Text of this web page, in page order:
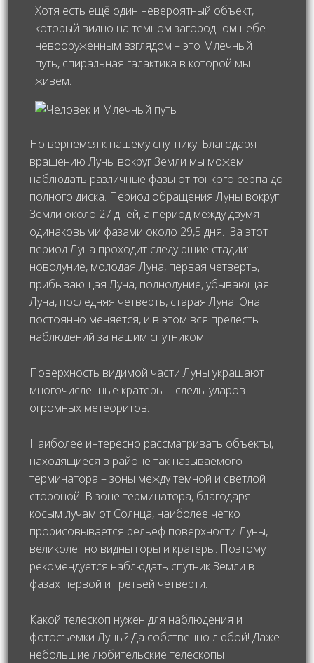
Хотя есть ещё один невероятный объект,
который видно на темном загородном небе
невооруженным взглядом – это Млечный
путь, спиральная галактика в которой мы
живем.
Но вернемся к нашему спутнику. Благодаря
вращению Луны вокруг Земли мы можем
наблюдать различные фазы от тонкого серпа до
полного диска. Период обращения Луны вокруг
Земли около 27 дней, а период между двумя
одинаковыми фазами около 29,5 дня. За этот
период Луна проходит следующие стадии:
новолуние, молодая Луна, первая четверть,
прибывающая Луна, полнолуние, убывающая
Луна, последняя четверть, старая Луна. Она
постоянно меняется, и в этом вся прелесть
наблюдений за нашим спутником!
Поверхность видимой части Луны украшают
многочисленные кратеры – следы ударов
огромных метеоритов.
Наиболее интересно рассматривать объекты,
находящиеся в районе так называемого
терминатора – зоны между темной и светлой
стороной. В зоне терминатора, благодаря
косым лучам от Солнца, наиболее четко
прорисовывается рельеф поверхности Луны,
великолепно видны горы и кратеры. Поэтому
рекомендуется наблюдать спутник Земли в
фазах первой и третьей четверти.
Какой телескоп нужен для наблюдения и
фотосъемки Луны? Да собственно любой! Даже
небольшие любительские телескопы